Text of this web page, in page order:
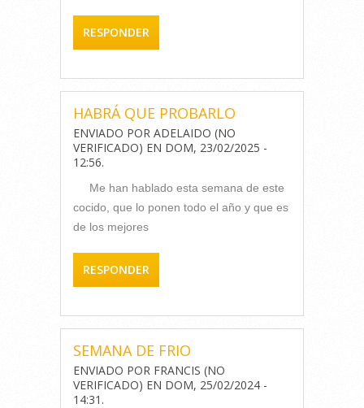
RESPONDER
HABRÁ QUE PROBARLO
ENVIADO POR ADELAIDO (NO
VERIFICADO) EN DOM, 23/02/2025 -
12:56.
Me han hablado esta semana de este
cocido, que lo ponen todo el año y que es
de los mejores
RESPONDER
SEMANA DE FRIO
ENVIADO POR FRANCIS (NO
VERIFICADO) EN DOM, 25/02/2024 -
14:31 .